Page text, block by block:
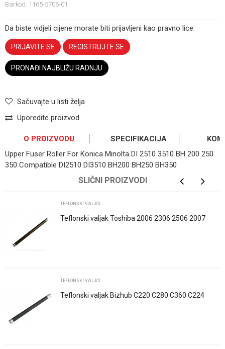
Barkod: 1165-5706-01
Da biste vidjeli cijene morate biti prijavljeni kao pravno lice.
PRIJAVITE SE REGISTRUJTE SE
PRONAĐI NAJBLIŽU RADNJU
Sačuvajte u listi želja
Uporedite proizvod
O PROIZVODU SPECIFIKACIJA
Upper Fuser Roller For Konica Minolta DI 2510 3510 BH 200 250
350 Compatible DI2510 DI3510 BH200 BH250 BH350
Teflonski valjci
SLIČNI PROIZVODI
TEFLONSKI VALJCI
Teflonski valjak Toshiba 2006 2306 2506 2007
TEFLONSKI VALJCI
Teflonski valjak Bizhub C220 C280 C360 C224